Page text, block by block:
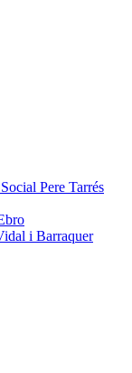
Pere Tarrés
i Barraquer